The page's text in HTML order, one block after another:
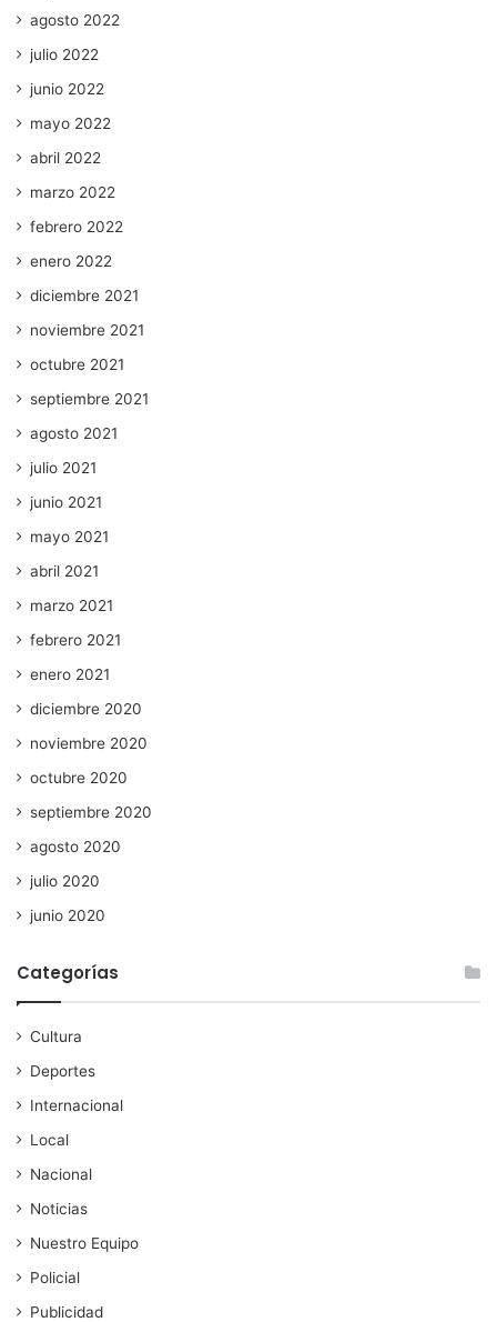
agosto 2022
julio 2022
junio 2022
mayo 2022
abril 2022
marzo 2022
febrero 2022
enero 2022
diciembre 2021
noviembre 2021
octubre 2021
septiembre 2021
agosto 2021
julio 2021
junio 2021
mayo 2021
abril 2021
marzo 2021
febrero 2021
enero 2021
diciembre 2020
noviembre 2020
octubre 2020
septiembre 2020
agosto 2020
julio 2020
junio 2020
Categorías
Cultura
Deportes
Internacional
Local
Nacional
Noticias
Nuestro Equipo
Policial
Publicidad